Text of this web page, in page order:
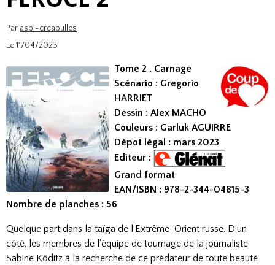
Par asbl-creabulles
Le 11/04/2023
Tome 2 . Carnage
Scénario : Gregorio
HARRIET
Dessin : Alex MACHO
Couleurs : Garluk AGUIRRE
Dépot légal : mars 2023
Editeur :
Grand format
EAN/ISBN : 978-2-344-04815-3
Nombre de planches : 56
Quelque part dans la taïga de l'Extrême-Orient russe. D'un
côté, les membres de l'équipe de tournage de la journaliste
Sabine Kôditz à la recherche de ce prédateur de toute beauté